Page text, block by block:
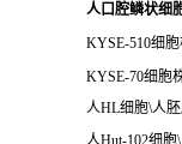
人口腔鳞状细
KYSE-510细
KYSE-70细胞
人HL细胞\人
人Hut-102细